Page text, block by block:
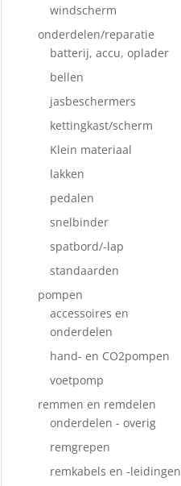
windscherm
onderdelen/reparatie
batterij, accu, oplader
bellen
jasbeschermers
kettingkast/scherm
Klein materiaal
lakken
pedalen
snelbinder
spatbord/-lap
standaarden
pompen
accessoires en
onderdelen
hand- en CO2pompen
voetpomp
remmen en remdelen
onderdelen - overig
remgrepen
remkabels en -leidingen